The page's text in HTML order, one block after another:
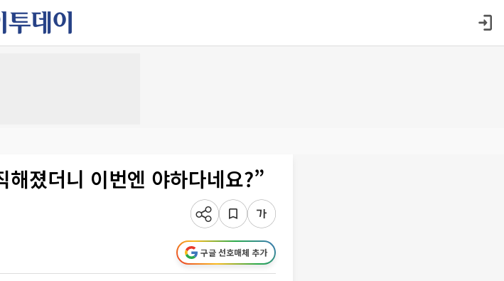
졌더니 이번엔 야하다네요?”
구글 선호매체 추가